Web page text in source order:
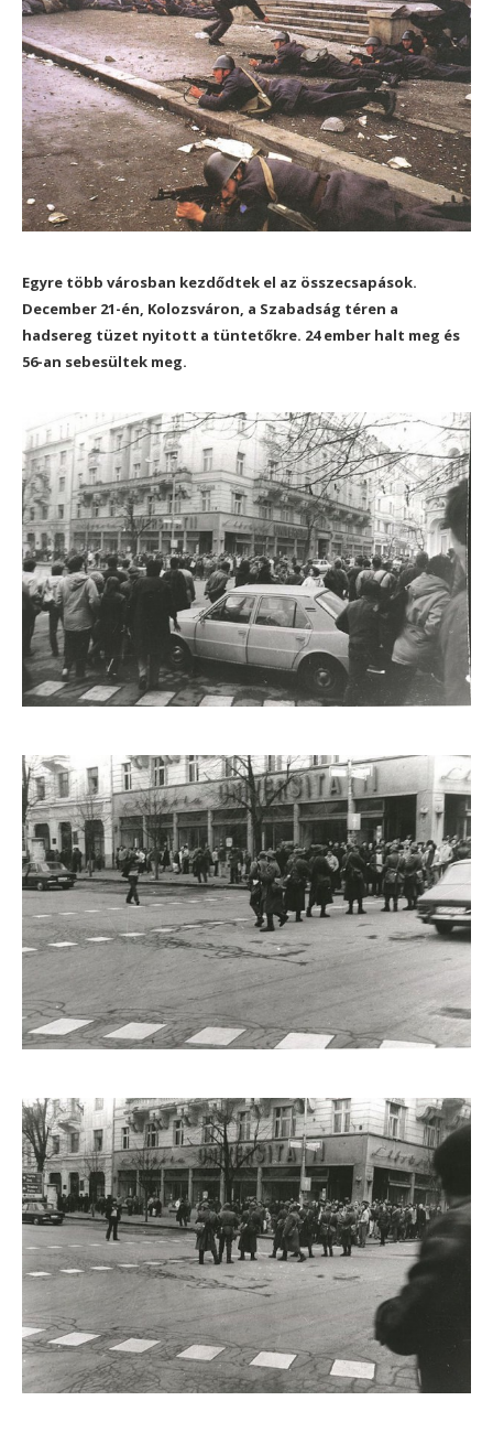
Egyre több városban kezdődtek el az összecsapások.
December 21-én, Kolozsváron, a Szabadság téren a
hadsereg tüzet nyitott a tüntetőkre. 24 ember halt meg és
56-an sebesültek meg.